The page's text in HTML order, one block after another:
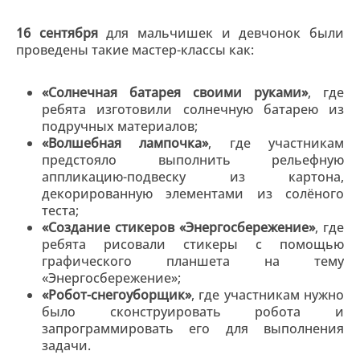
16 сентябрядля мальчишек и девчонок были
проведены такие мастер-классы как:
«Солнечная батарея своими руками», где
ребята изготовили солнечную батарею из
подручных материалов;
«Волшебная лампочка», где участникам
предстояло выполнить рельефную
аппликацию-подвеску из картона,
декорированную элементами из солёного
теста;
«Создание стикеров «Энергосбережение», где
ребята рисовали стикеры с помощью
графического планшета на тему
«Энергосбережение»;
«Робот-снегоуборщик», где участникам нужно
было сконструировать робота и
запрограммировать его для выполнения
задачи.